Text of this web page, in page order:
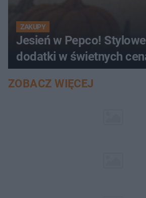
ZAKUPY
Jesień w Pepco!
dodatki w świetnych
ZOBACZ WIĘCEJ